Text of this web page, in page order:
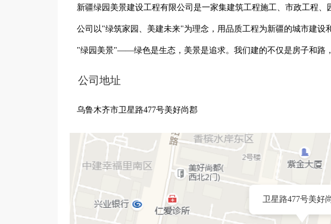
新疆绿园美景建设工程有限公司是一家集建筑工程施工、市政工程、
公司以"绿筑家园、美建未来"为理念，用品质工程为新疆的城市建设
"绿园美景"——绿色是生态，美景是追求。我们建的不仅是房子和路
公司地址
乌鲁木齐市卫星路477号美好尚郡
卫星路477号美好